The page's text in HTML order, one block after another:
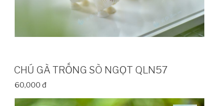
CHÚ GÀ TRỐNG SÒ NGỌT QLN57
60,000 đ